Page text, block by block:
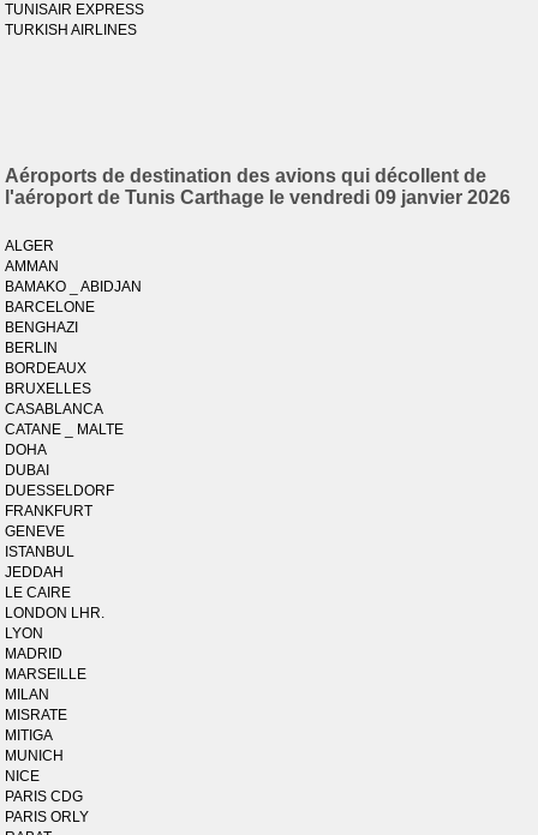
TUNISAIR EXPRESS
TURKISH AIRLINES
Aéroports de destination des avions qui décollent de
l'aéroport de Tunis Carthage le vendredi 09 janvier 2026
ALGER
AMMAN
BAMAKO _ ABIDJAN
BARCELONE
BENGHAZI
BERLIN
BORDEAUX
BRUXELLES
CASABLANCA
CATANE _ MALTE
DOHA
DUBAI
DUESSELDORF
FRANKFURT
GENEVE
ISTANBUL
JEDDAH
LE CAIRE
LONDON LHR.
LYON
MADRID
MARSEILLE
MILAN
MISRATE
MITIGA
MUNICH
NICE
PARIS CDG
PARIS ORLY